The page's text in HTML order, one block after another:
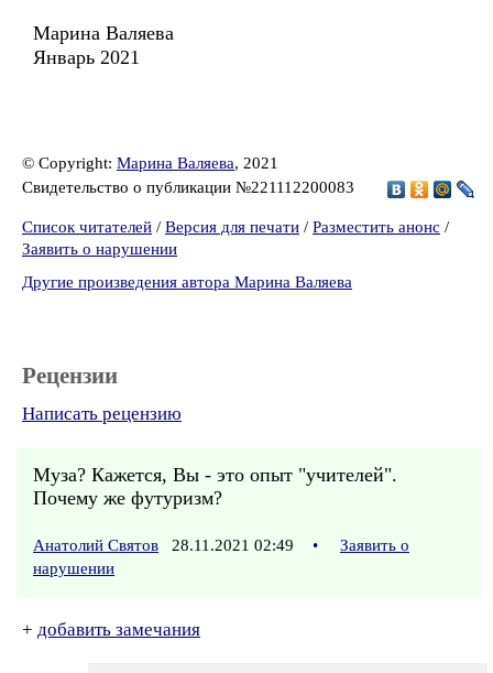
Марина Валяева
Январь 2021
© Copyright: Марина Валяева, 2021
Свидетельство о публикации №221112200083
Список читателей / Версия для печати / Разместить анонс /
Заявить о нарушении
Другие произведения автора Марина Валяева
Рецензии
Написать рецензию
Муза? Кажется, Вы - это опыт "учителей".
Почему же футуризм?
Анатолий Святов 28.11.2021 02:49 •
Заявить о
нарушении
+ добавить замечания